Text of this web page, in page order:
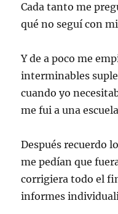
Cada tanto me
qué no seguí con
Y de a poco me
interminables
cuando yo
me fui a una
Después recuerdo
me pedían que
corrigiera todo el
informes